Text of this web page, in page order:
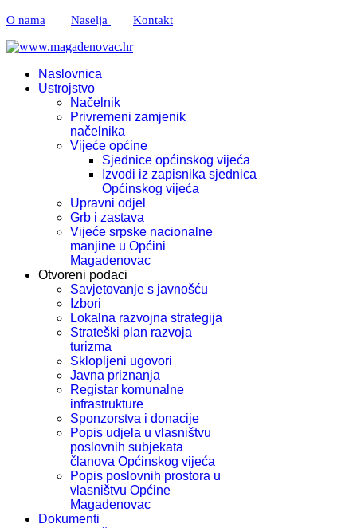
O nama Naselja Kontakt
Naslovnica
Ustrojstvo
Načelnik
Privremeni zamjenik
načelnika
Vijeće općine
Sjednice općinskog vijeća
Izvodi iz zapisnika sjednica
Općinskog vijeća
Upravni odjel
Grb i zastava
Vijeće srpske nacionalne
manjine u Općini
Magadenovac
Otvoreni podaci
Savjetovanje s javnošću
Izbori
Lokalna razvojna strategija
Strateški plan razvoja
turizma
Sklopljeni ugovori
Javna priznanja
Registar komunalne
infrastrukture
Sponzorstva i donacije
Popis udjela u vlasništvu
poslovnih subjekata
članova Općinskog vijeća
Popis poslovnih prostora u
vlasništvu Općine
Magadenovac
Dokumenti